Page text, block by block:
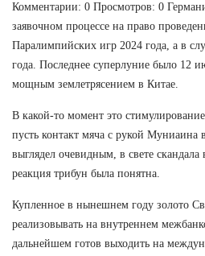
Комментарии: 0 Просмотров: 0
заявочном процессе на право
Паралимпийских игр 2024 года, а в
года. Последнее суперлуние было 12
мощным землетрясением в Китае.
В какой-то момент это
пусть контакт мяча с рукой Муниаина
выглядел очевидным, в свете скандала
реакция трибун была понятна.
Купленное в нынешнем году золото
реализовывать на внутреннем
дальнейшем готов выходить на